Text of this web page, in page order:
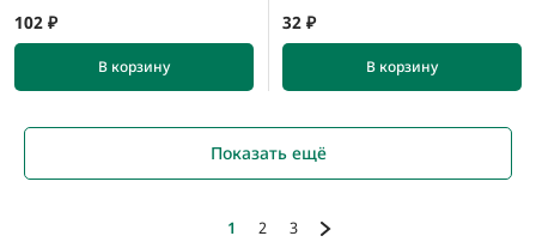
102 ₽
В корзину
32 ₽
В корзину
Показать ещё
1 2 3